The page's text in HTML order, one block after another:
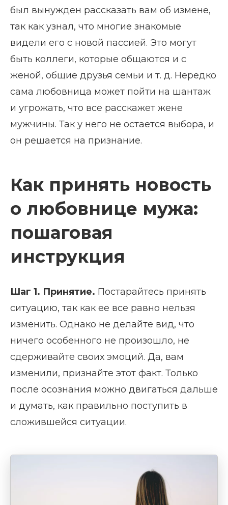
был вынужден рассказать вам об измене,
так как узнал, что многие знакомые
видели его с новой пассией. Это могут
быть коллеги, которые общаются и с
женой, общие друзья семьи и т. д. Нередко
сама любовница может пойти на шантаж
и угрожать, что все расскажет жене
мужчины. Так у него не остается выбора, и
он решается на признание.
Как принять новость
о любовнице мужа:
пошаговая
инструкция
Шаг 1. Принятие. Постарайтесь принять
ситуацию, так как ее все равно нельзя
изменить. Однако не делайте вид, что
ничего особенного не произошло, не
сдерживайте своих эмоций. Да, вам
изменили, признайте этот факт. Только
после осознания можно двигаться дальше
и думать, как правильно поступить в
сложившейся ситуации.